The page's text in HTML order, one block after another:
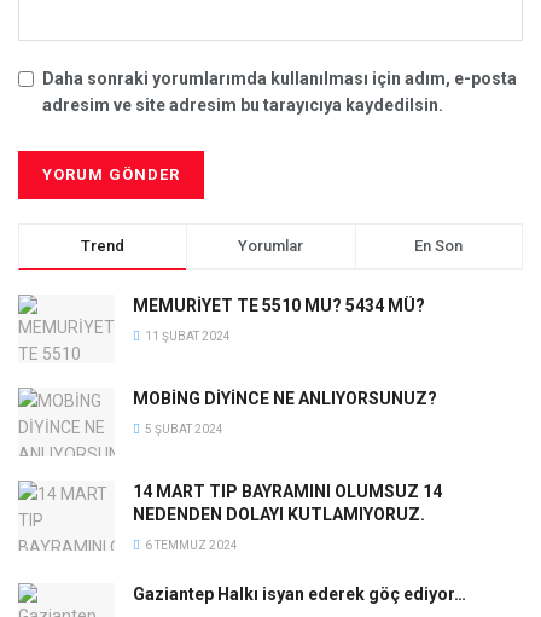
Daha sonraki yorumlarımda kullanılması için adım, e-posta
adresim ve site adresim bu tarayıcıya kaydedilsin.
Trend Yorumlar En Son
MEMURİYET TE 5510 MU? 5434 MÜ?
11 ŞUBAT 2024
MOBİNG DİYİNCE NE ANLIYORSUNUZ?
5 ŞUBAT 2024
14 MART TIP BAYRAMINI OLUMSUZ 14
NEDENDEN DOLAYI KUTLAMIYORUZ.
6 TEMMUZ 2024
Gaziantep Halkı isyan ederek göç ediyor…